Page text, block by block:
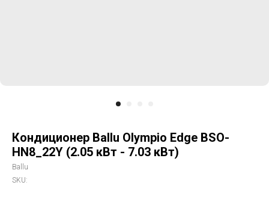
Кондиционер Ballu Olympio Edge BSO-
HN8_22Y (2.05 кВт - 7.03 кВт)
Ballu
SKU: